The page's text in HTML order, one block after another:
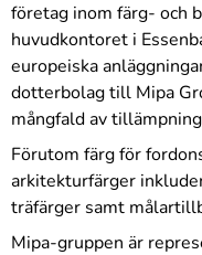
företag inom färg- och
huvudkontoret i
europeiska
dotterbolag till Mipa
mångfald av
Förutom färg för
arkitekturfärger
träfärger samt
Mipa-gruppen är